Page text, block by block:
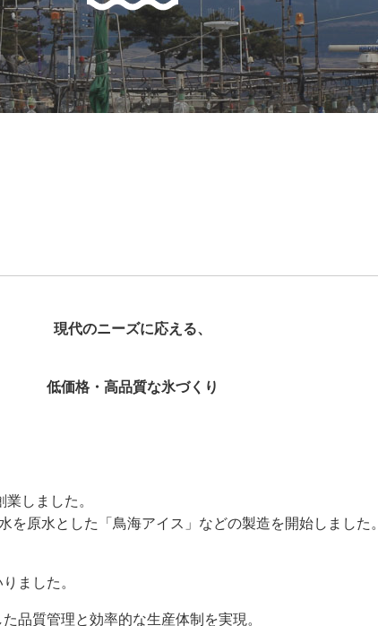
現代のニーズに応える、
低価格・高品質な氷づくり
しました。
原水とした「鳥海アイス」などの製造を開始しました。
ました。
品質管理と効率的な生産体制を実現。